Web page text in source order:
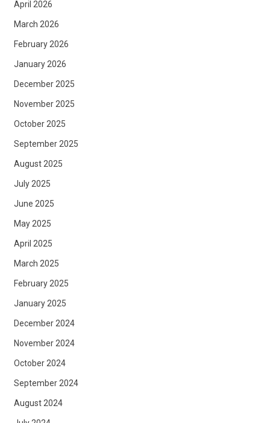
April 2026
March 2026
February 2026
January 2026
December 2025
November 2025
October 2025
September 2025
August 2025
July 2025
June 2025
May 2025
April 2025
March 2025
February 2025
January 2025
December 2024
November 2024
October 2024
September 2024
August 2024